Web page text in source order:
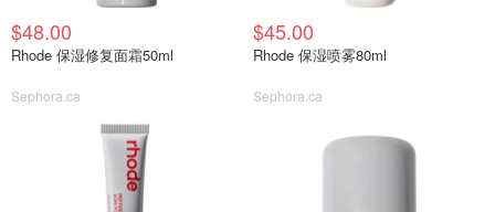
$48.00
Rhode 保湿修复面霜50ml
Sephora.ca
$45.00
Rhode 保湿喷雾80ml
Sephora.ca